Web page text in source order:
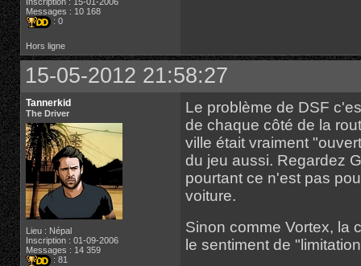
Messages : 10 168
: 0
Hors ligne
15-05-2012 21:58:27
Tannerkid
The Driver
Lieu : Népal
Inscription : 01-09-2006
Messages : 14 359
: 81
Le problème de DSF
de chaque côté de la
ville était vraiment
du jeu aussi. Regardez
pourtant ce n'est pas
voiture.
Sinon comme Vortex, la
le sentiment de